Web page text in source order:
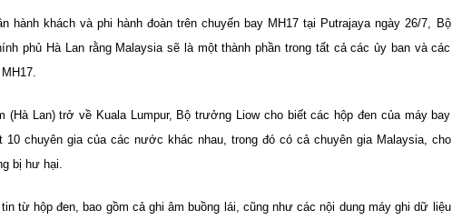
hành khách và phi hành đoàn trên chuyến bay MH17 tại Putrajaya ngày 26/7, Bộ
phủ Hà Lan rằng Malaysia sẽ là một thành phần trong tất cả các ủy ban và các
Lan) trở về Kuala Lumpur, Bộ trưởng Liow cho biết các hộp đen của máy bay
chuyên gia của các nước khác nhau, trong đó có cả chuyên gia Malaysia, cho
bị hư hại.
từ hộp đen, bao gồm cả ghi âm buồng lái, cũng như các nội dung máy ghi dữ liệu